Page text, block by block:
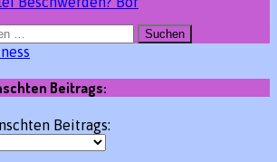
Beitrags:
Beitrags: